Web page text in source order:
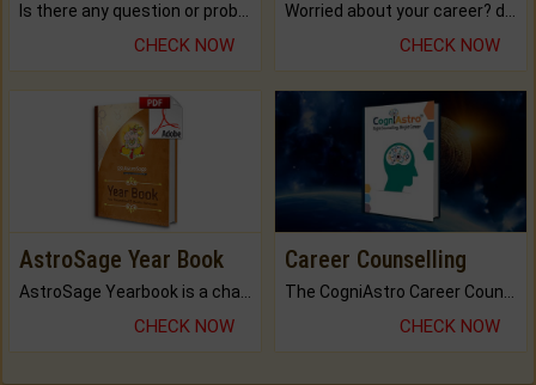
Is there any question or problem lingering.
CHECK NOW
Worried about your career? don't know what is.
CHECK NOW
AstroSage Year Book
AstroSage Yearbook is a channel to fulfill your dreams and destiny.
CHECK NOW
Career Counselling
The CogniAstro Career Counselling Report is the most comprehensive report available on this topic.
CHECK NOW